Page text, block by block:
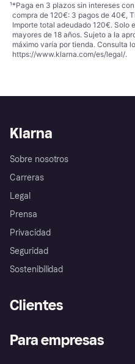
¹*Paga en 3 plazos sin intereses
compra de 120€: 3 pagos de 40€,
Importe total adeudado 120€. Solo
mayores de 18 años. Sujeto a la
máximo varía por tienda. Consulta
https://www.klarna.com/es/legal/.
Klarna
Sobre nosotros
Carreras
Legal
Prensa
Privacidad
Seguridad
Sostenibilidad
Clientes
Inicio de sesión
Para empresas